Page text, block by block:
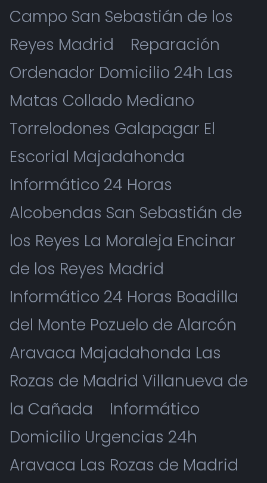
Campo San Sebastián de los
Reyes Madrid
Reparación
Ordenador Domicilio 24h Las
Matas Collado Mediano
Torrelodones Galapagar El
Escorial Majadahonda
Informático 24 Horas
Alcobendas San Sebastián de
los Reyes La Moraleja Encinar
de los Reyes Madrid
Informático 24 Horas Boadilla
del Monte Pozuelo de Alarcón
Aravaca Majadahonda Las
Rozas de Madrid Villanueva de
la Cañada
Informático
Domicilio Urgencias 24h
Aravaca Las Rozas de Madrid